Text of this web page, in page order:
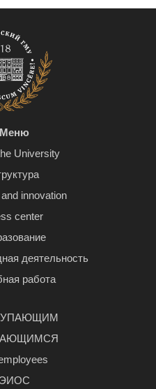
Меню
University
innovation
center
деятельность
работа
ЭИОС